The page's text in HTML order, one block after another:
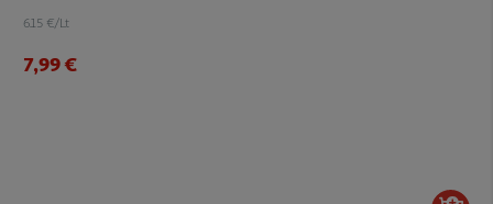
6.15 €/Lt
7,99 €